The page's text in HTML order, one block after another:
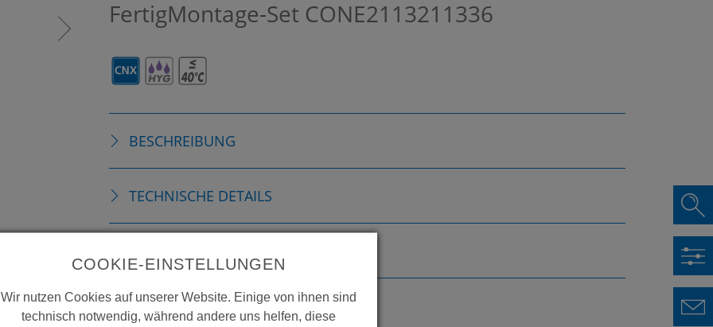
FertigMontage-Set CONE2113211336
BESCHREIBUNG
TECHNISCHE DETAILS
ERSATZTEILE
COOKIE-EINSTELLUNGEN
Wir nutzen Cookies auf unserer Website. Einige von ihnen sind
technisch notwendig, während andere uns helfen, diese